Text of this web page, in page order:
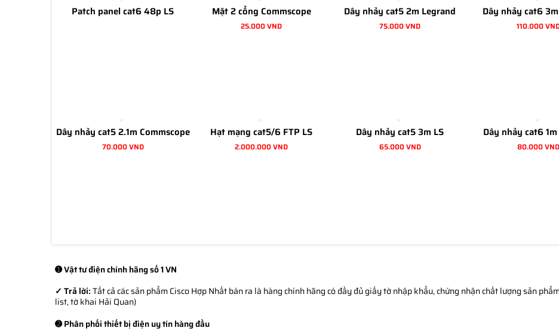
Patch panel cat6 48p LS Mặt 2 cổng Commscope
25.000 VND
Dây nhảy cat5 2m Legrand
75.000 VND
Dây nhảy cat6
110.000
Dây nhảy cat5 2.1m Commscope
70.000 VND
Hạt mạng cat5/6 FTP LS
2.000.000 VND
Dây nhảy cat5 3m LS
65.000 VND
Dây nhảy cat6
80.000 VND
➊ Vật tư điện chính hãng số 1 VN
✓ Trả lời:Tất cả các sản phẩm Cisco Hợp Nhất bán ra là hàng chính hãng có đầy đủ giấy tờ nhập khẩu, chứng nhận chất lượng sản
list, tờ khai Hải Quan)
➋ Phân phối thiết bị điện uy tín hàng đầu